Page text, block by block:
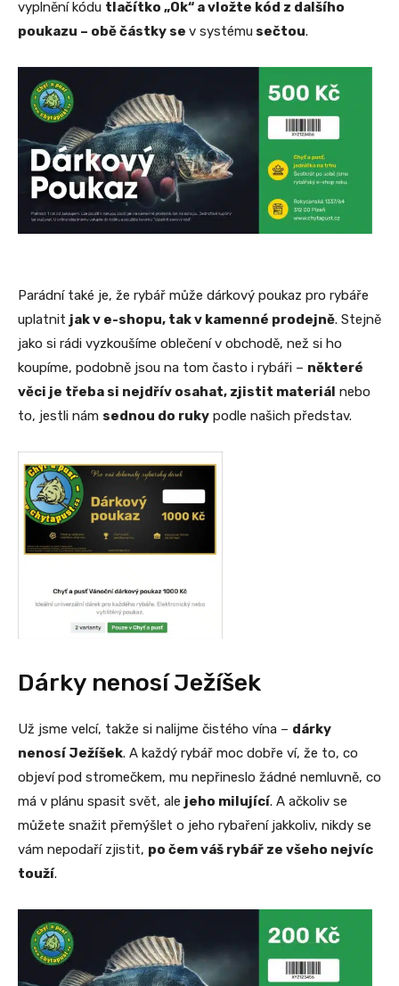
vyplnění kódu tlačítko „Ok“ a vložte kód z dalšího
poukazu – obě částky se v systému sečtou.
Parádní také je, že rybář může dárkový poukaz pro rybáře
uplatnit jak v e-shopu, tak v kamenné prodejně. Stejně
jako si rádi vyzkoušíme oblečení v obchodě, než si ho
koupíme, podobně jsou na tom často i rybáři – některé
věci je třeba si nejdřív osahat, zjistit materiál nebo
to, jestli nám sednou do ruky podle našich představ.
Dárky nenosí Ježíšek
Už jsme velcí, takže si nalijme čistého vína – dárky
nenosí Ježíšek. A každý rybář moc dobře ví, že to, co
objeví pod stromečkem, mu nepřineslo žádné nemluvně, co
má v plánu spasit svět, ale jeho milující. A ačkoliv se
můžete snažit přemýšlet o jeho rybaření jakkoliv, nikdy se
vám nepodaří zjistit, po čem váš rybář ze všeho nejvíc
touží.